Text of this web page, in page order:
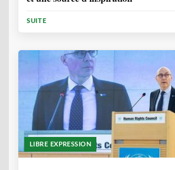
SUITE
LIBRE EXPRESSION